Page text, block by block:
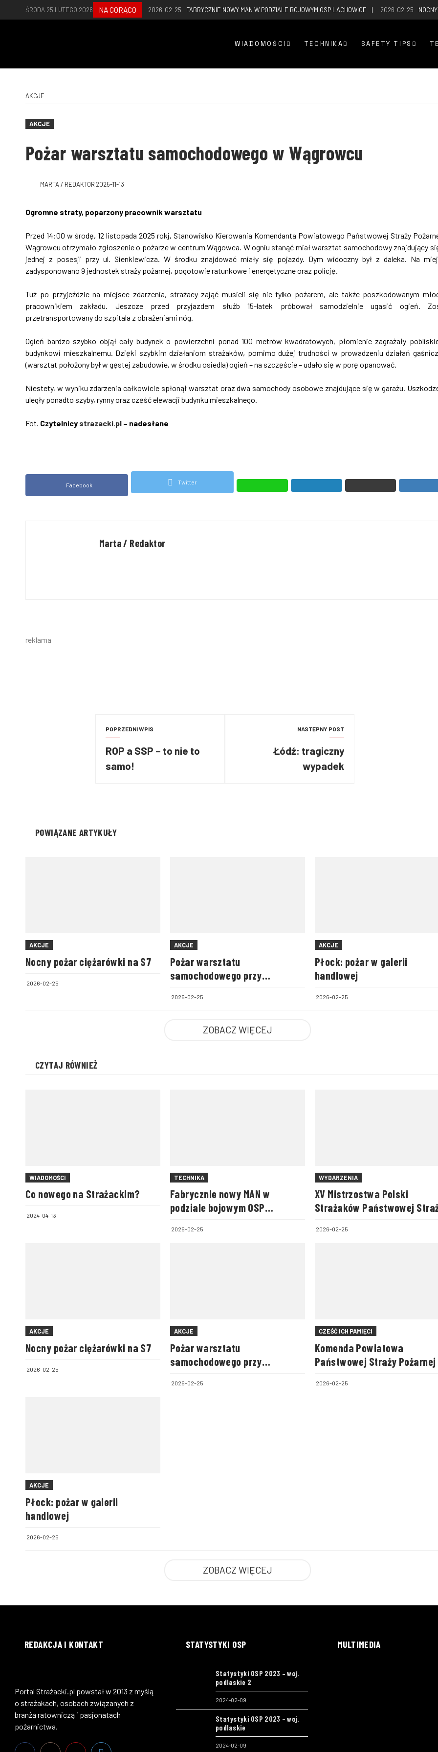
ŚRODA 25 LUTEGO 2026 NA GORĄCO 2026-02-25 FABRYCZNIE NOWY MAN W PODZIALE BOJOWYM OSP LACHOWICE 2026-02-25
WIADOMOŚCI TECHNIKA SAFETY TIPS
AKCJE
AKCJE
Pożar warsztatu samochodowego w Wągrowcu
MARTA / REDAKTOR 2025-11-13
Ogromne straty, poparzony pracownik warsztatu
Przed 14:00 w środę, 12 listopada 2025 rokj, Stanowisko Kierowania Komendanta Powiatowego Państwowej Straży
Wągrowcu otrzymało zgłoszenie o pożarze w centrum Wągowca. W ogniu stanąć miał warsztat samochodowy znajdujący
jednej z posesji przy ul. Sienkiewicza. W środku znajdować miały się pojazdy. Dym widoczny był z daleka. Na
zadysponowano 9 jednostek straży pożarnej, pogotowie ratunkowe i energetyczne oraz policję.
Tuż po przyjeździe na miejsce zdarzenia, strażacy zająć musieli się nie tylko pożarem, ale także poszkodowanym
pracownikiem zakładu. Jeszcze przed przyjazdem służb 15-latek próbował samodzielnie ugasić ogień.
przetransportowany do szpitala z obrażeniami nóg.
Ogień bardzo szybko objął cały budynek o powierzchni ponad 100 metrów kwadratowych, płomienie zagrażały
budynkowi mieszkalnemu. Dzięki szybkim działaniom strażaków, pomimo dużej trudności w prowadzeniu działań
(warsztat położony był w gęstej zabudowie, w środku osiedla) ogień – na szczęście – udało się w porę opanować.
Niestety, w wyniku zdarzenia całkowicie spłonął warsztat oraz dwa samochody osobowe znajdujące się w garażu.
uległy ponadto szyby, rynny oraz część elewacji budynku mieszkalnego.
Fot. Czytelnicy strazacki.pl – nadesłane
Facebook Twitter
Marta / Redaktor
reklama
POPRZEDNI WPIS
ROP a SSP – to nie to
samo!
NASTĘPNY POST
Łódź: tragiczny
wypadek
POWIĄZANE ARTYKUŁY
AKCJE
Nocny pożar ciężarówki na S7
2026-02-25
AKCJE
Pożar warsztatu
samochodowego przy
śledczym
2026-02-25
AKCJE
Płock: pożar w galerii
handlowej
2026-02-25
ZOBACZ WIĘCEJ
CZYTAJ RÓWNIEŻ
WIADOMOŚCI
Co nowego na Strażackim?
2024-04-13
TECHNIKA
Fabrycznie nowy MAN w
podziale bojowym OSP
2026-02-25
WYDARZENIA
XV Mistrzostwa Polski
Strażaków Państwowej
Biegowym
2026-02-25
AKCJE
Nocny pożar ciężarówki na S7
2026-02-25
AKCJE
Pożar warsztatu
samochodowego przy
śledczym
2026-02-25
CZEŚĆ ICH PAMIĘCI
Komenda Powiatowa
Państwowej Straży Pożarnej
funkcjonariusza
2026-02-25
AKCJE
Płock: pożar w galerii
handlowej
2026-02-25
ZOBACZ WIĘCEJ
REDAKCJA I KONTAKT
Portal Strażacki.pl powstał w 2013 z myślą
o strażakach, osobach związanych z
branżą ratowniczą i pasjonatach
pożarnictwa.
STATYSTYKI OSP
Statystyki OSP 2023 – woj.
podlaskie 2
2024-02-09
Statystyki OSP 2023 – woj.
podlaskie
2024-02-09
MULTIMEDIA